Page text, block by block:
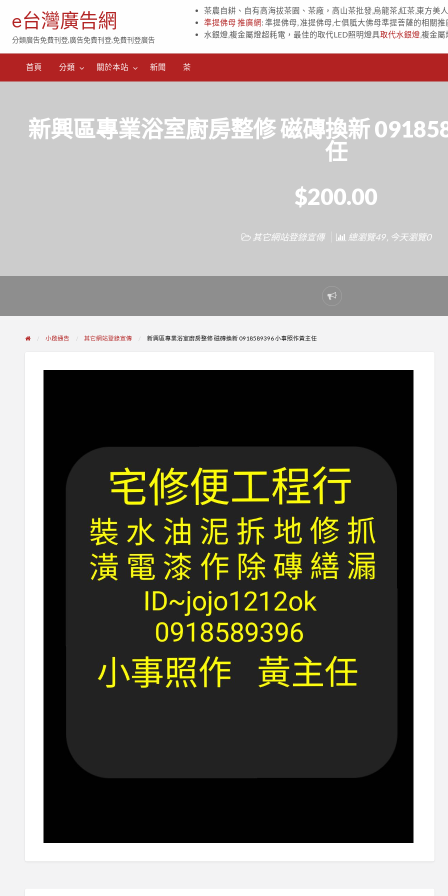
e台灣廣告網
分類廣告免費刊登,廣告免費刊登,免費刊登廣告
茶農自耕、自有高海拔茶園、茶廠，高山茶批發,烏龍茶,紅茶,東方美
準提佛母 推廣網: 準提佛母, 准提佛母,七俱胝大佛母準提菩薩的相關推
水銀燈,複金屬燈超耗電，最佳的取代LED照明燈具取代水銀燈 ,複金屬
首頁 分類 關於本站 新聞 茶
新興區專業浴室廚房整修 磁磚換新
任
$200.00
其它網站登錄宣傳 總瀏覽49 , 今天瀏覽0
Report
problem
小啟通告 其它網站登錄宣傳 新興區專業浴室廚房整修 磁磚換新 0918589396 小事照作黃主任